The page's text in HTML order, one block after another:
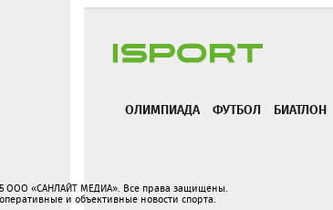
ОЛИМПИАДА ФУТБОЛ БИАТЛОН
ООО «САНЛАЙТ МЕДИА». Все права защищены.
и объективные новости спорта.